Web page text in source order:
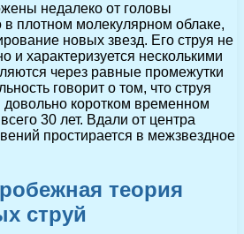
недалеко от головы
в плотном молекулярном облаке,
новых звезд. Его струя не
и характеризуется несколькими
через равные промежутки
говорит о том, что струя
коротком временном
30 лет. Вдали от центра
простирается в межзвездное
теория
струй